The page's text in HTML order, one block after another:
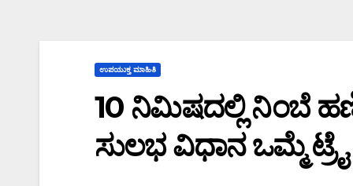
ಉಪಯುಕ್ತ ಮಾಹಿತಿ
10 ನಿಮಿಷದಲ್ಲಿ ನಿಂಬೆ
ಸುಲಭ ವಿಧಾನ ಒಮ್ಮೆ